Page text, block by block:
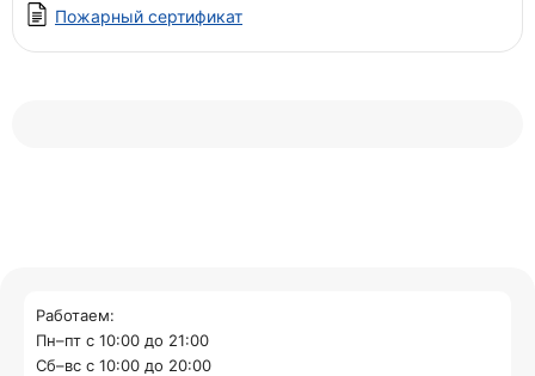
Пожарный сертификат
Работаем:
Пн–пт с 10:00 до 21:00
Cб–вс с 10:00 до 20:00